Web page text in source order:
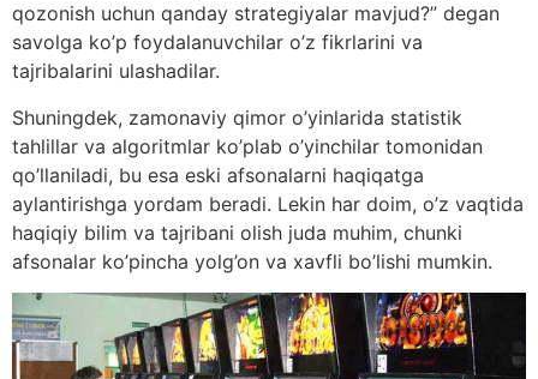
qozonish uchun qanday strategiyalar mavjud?” degan
savolga ko’p foydalanuvchilar o’z fikrlarini va
tajribalarini ulashadilar.
Shuningdek, zamonaviy qimor o’yinlarida statistik
tahlillar va algoritmlar ko’plab o’yinchilar tomonidan
qo’llaniladi, bu esa eski afsonalarni haqiqatga
aylantirishga yordam beradi. Lekin har doim, o’z vaqtida
haqiqiy bilim va tajribani olish juda muhim, chunki
afsonalar ko’pincha yolg’on va xavfli bo’lishi mumkin.